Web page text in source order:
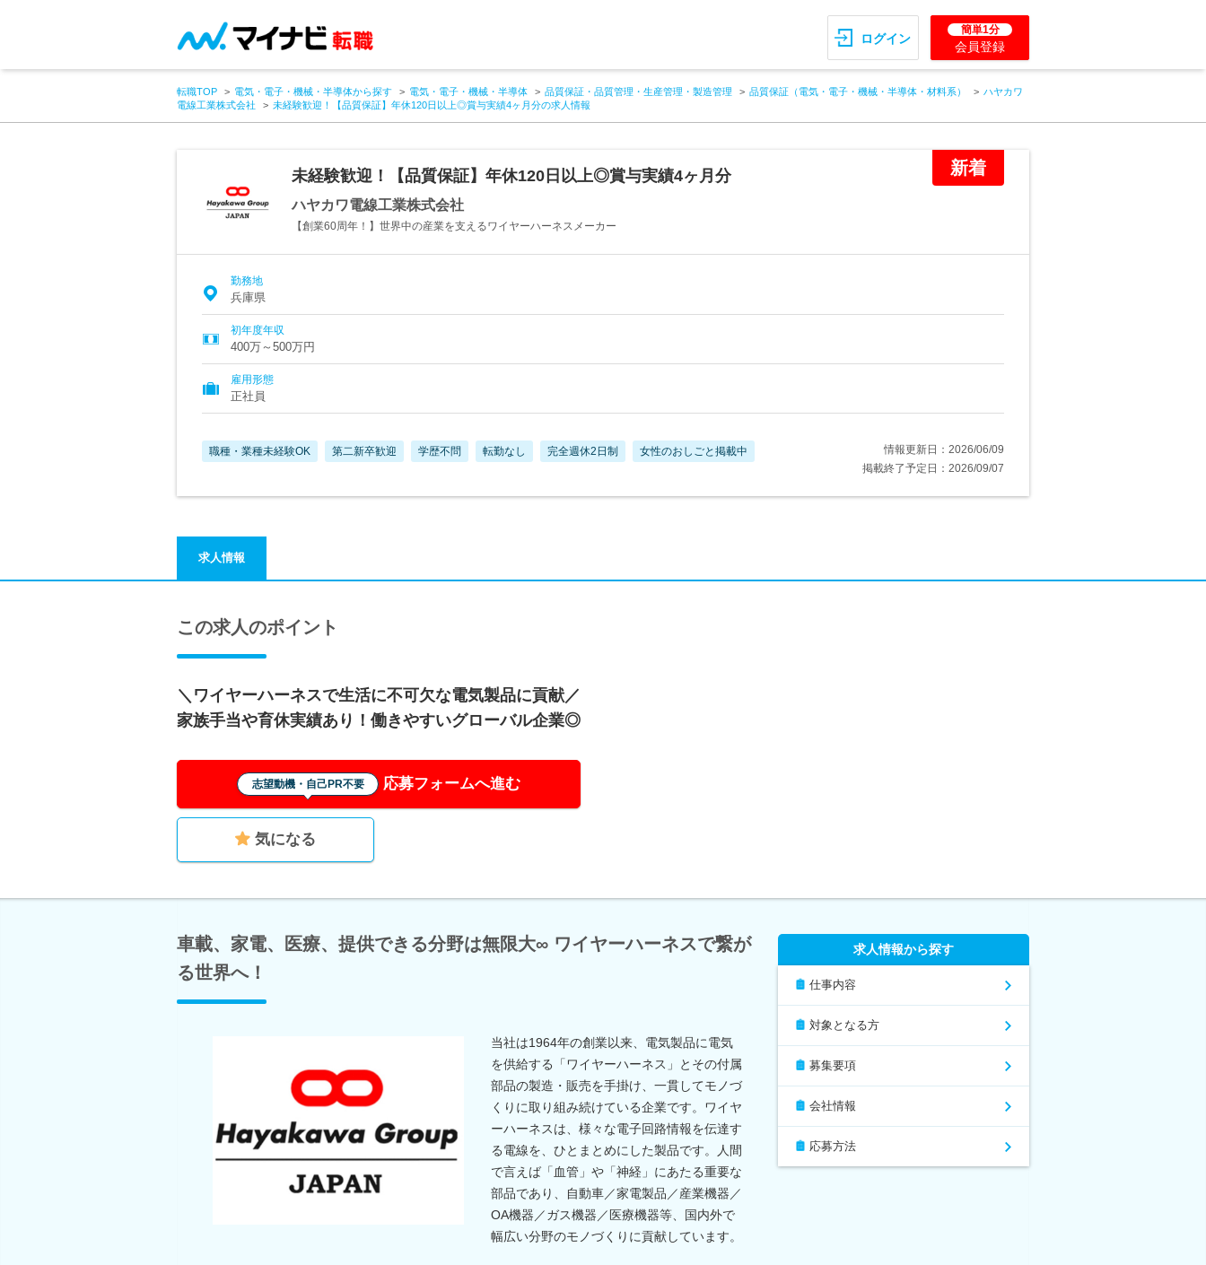
ログイン
簡単1分
会員登録
転職TOP 電気・電子・機械・半導体から探す 電気・電子・機械・半導体 品質保証・品質管理・生産管理・製造管理 品質保証（電気・電子・機械・半導体・材料系）
ハヤカワ
電線工業株式会社
未経験歓迎！【品質保証】年休120日以上◎賞与実績4ヶ月分の求人情報
新着
未経験歓迎！【品質保証】年休120日以上◎賞与実績4ヶ月分
ハヤカワ電線工業株式会社
【創業60周年！】世界中の産業を支えるワイヤーハーネスメーカー
勤務地
兵庫県
初年度年収
400万～500万円
雇用形態
正社員
職種・業種未経験OK 第二新卒歓迎 学歴不問 転勤なし 完全週休2日制 女性のおしごと掲載中
情報更新日：2026/06/09
掲載終了予定日：2026/09/07
求人情報
この求人のポイント
＼ワイヤーハーネスで生活に不可欠な電気製品に貢献／
家族手当や育休実績あり！働きやすいグローバル企業◎
志望動機・自己PR不要 応募フォームへ進む
気になる
車載、家電、医療、提供できる分野は無限大∞ ワイヤーハーネスで繋が
る世界へ！
当社は1964年の創業以来、電気製品に電気
を供給する「ワイヤーハーネス」とその付属
部品の製造・販売を手掛け、一貫してモノづ
くりに取り組み続けている企業です。ワイヤ
ーハーネスは、様々な電子回路情報を伝達す
る電線を、ひとまとめにした製品です。人間
で言えば「血管」や「神経」にあたる重要な
部品であり、自動車／家電製品／産業機器／
OA機器／ガス機器／医療機器等、国内外で
幅広い分野のモノづくりに貢献しています。
求人情報から探す
仕事内容
対象となる方
募集要項
会社情報
応募方法